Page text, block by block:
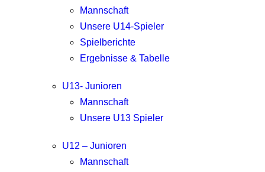
Mannschaft
Unsere U14-Spieler
Spielberichte
Ergebnisse & Tabelle
U13- Junioren
Mannschaft
Unsere U13 Spieler
U12 – Junioren
Mannschaft